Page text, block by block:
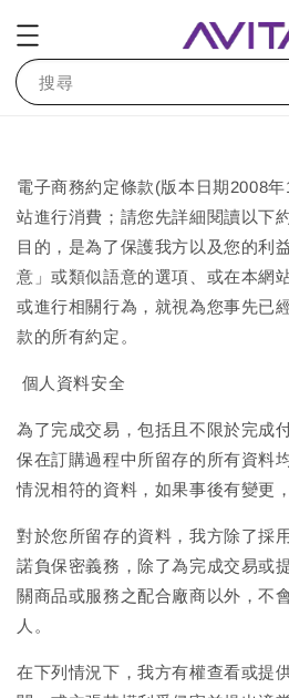
搜尋
電子商務約定條款(版本日期2008
站進行消費；請您先詳細閱讀以下
目的，是為了保護我方以及您的利
意」或類似語意的選項、或在本網
或進行相關行為，就視為您事先已
款的所有約定。
個人資料安全
為了完成交易，包括且不限於完成
保在訂購過程中所留存的所有資料
情況相符的資料，如果事後有變更
對於您所留存的資料，我方除了採
諾負保密義務，除了為完成交易或
關商品或服務之配合廠商以外，不
人。
在下列情況下，我方有權查看或提